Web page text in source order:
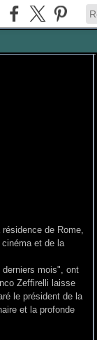
de Rome,
et de la
mois", ont
Zeffirelli laisse
le président de la
et la profonde